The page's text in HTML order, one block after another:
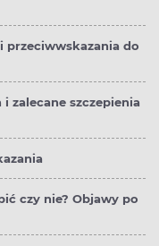
przeciwwskazania do
zalecane szczepienia
czy nie? Objawy po